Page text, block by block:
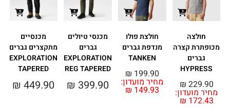
חולצה
מכופתרת קצרה
גברים
HYPRESS
מחיר מועדון:
₪ 172.43
₪ 229.90
חולצת פולו
מנדפת גברים
TANKEN
מחיר מועדון:
₪ 149.93
₪ 199.90
מכנסי טיולים
גברים
EXPLORATION
REG TAPERED
₪ 399.90
מכנסיים
מתקצרים גברים
EXPLORATION
TAPERED
₪ 449.90